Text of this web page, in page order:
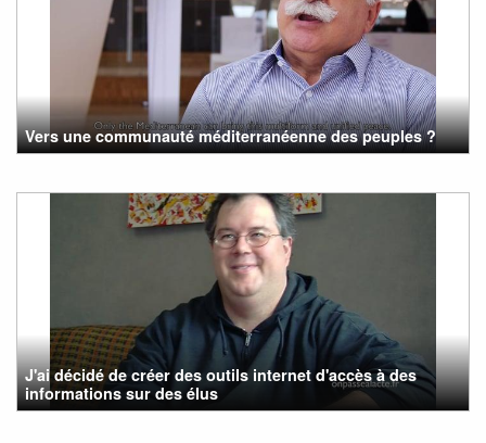
Vers une communauté méditerranéenne des peuples ?
J'ai décidé de créer des outils internet d'accès à des
informations sur des élus